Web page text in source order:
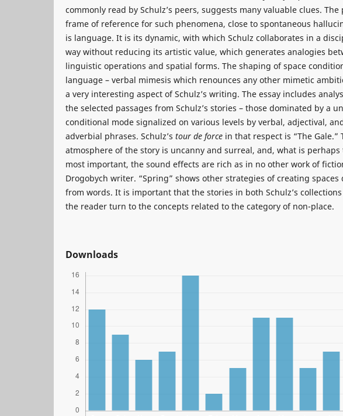
commonly read by Schulz’s peers, suggests many valuable clues. The
frame of reference for such phenomena, close to spontaneous
is language. It is its dynamic, with which Schulz collaborates in a
way without reducing its artistic value, which generates analogies
linguistic operations and spatial forms. The shaping of space
language – verbal mimesis which renounces any other mimetic
a very interesting aspect of Schulz’s writing. The essay includes
the selected passages from Schulz’s stories – those dominated by a
conditional mode signalized on various levels by verbal, adjectival,
adverbial phrases. Schulz’s tour de force in that respect is “The Gale.”
atmosphere of the story is uncanny and surreal, and, what is perhaps
most important, the sound effects are rich as in no other work of
Drogobych writer. “Spring” shows other strategies of creating spaces
from words. It is important that the stories in both Schulz’s
the reader turn to the concepts related to the category of non-place.
Downloads